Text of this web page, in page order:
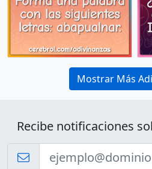
Mostrar Más
Recibe notificaciones